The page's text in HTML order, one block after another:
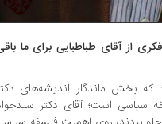
از آقای طباطبایی برای ما
که بخش ماندگار اندیشه‌های
سیاسی است؛ آقای دکتر